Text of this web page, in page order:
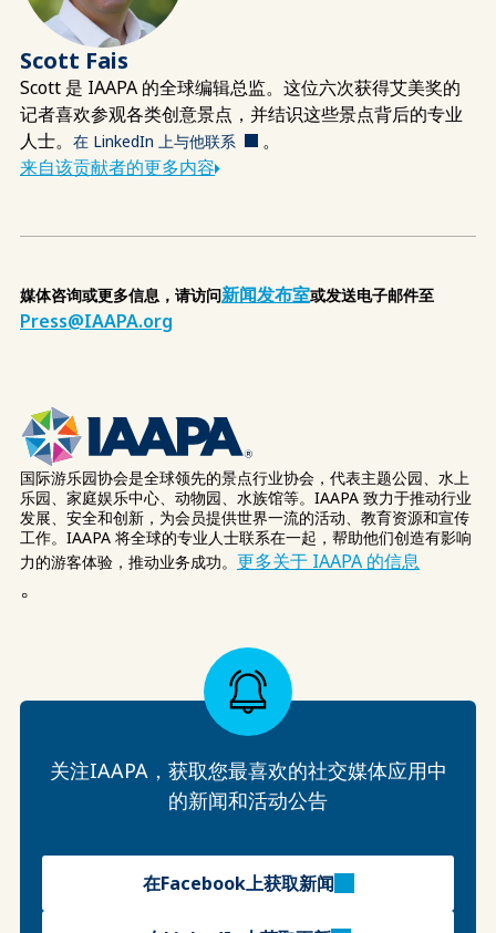
Scott Fais
Scott 是 IAAPA 的全球编辑总监。这位六次获得艾美奖的
记者喜欢参观各类创意景点，并结识这些景点背后的专业
人士。 在 LinkedIn 上与他联系
。
来自该贡献者的更多内容
媒体咨询或更多信息，请访问新闻发布室或发送电子邮件至
Press@IAAPA.org
国际游乐园协会是全球领先的景点行业协会，代表主题公园、水上
乐园、家庭娱乐中心、动物园、水族馆等。IAAPA 致力于推动行业
发展、安全和创新，为会员提供世界一流的活动、教育资源和宣传
工作。IAAPA 将全球的专业人士联系在一起，帮助他们创造有影响
力的游客体验，推动业务成功。 更多关于 IAAPA 的信息
。
关注IAAPA，获取您最喜欢的社交媒体应用中
的新闻和活动公告
在Facebook上获取新闻